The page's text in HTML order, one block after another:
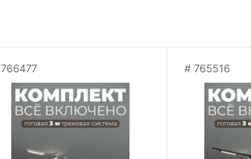
766477 765516